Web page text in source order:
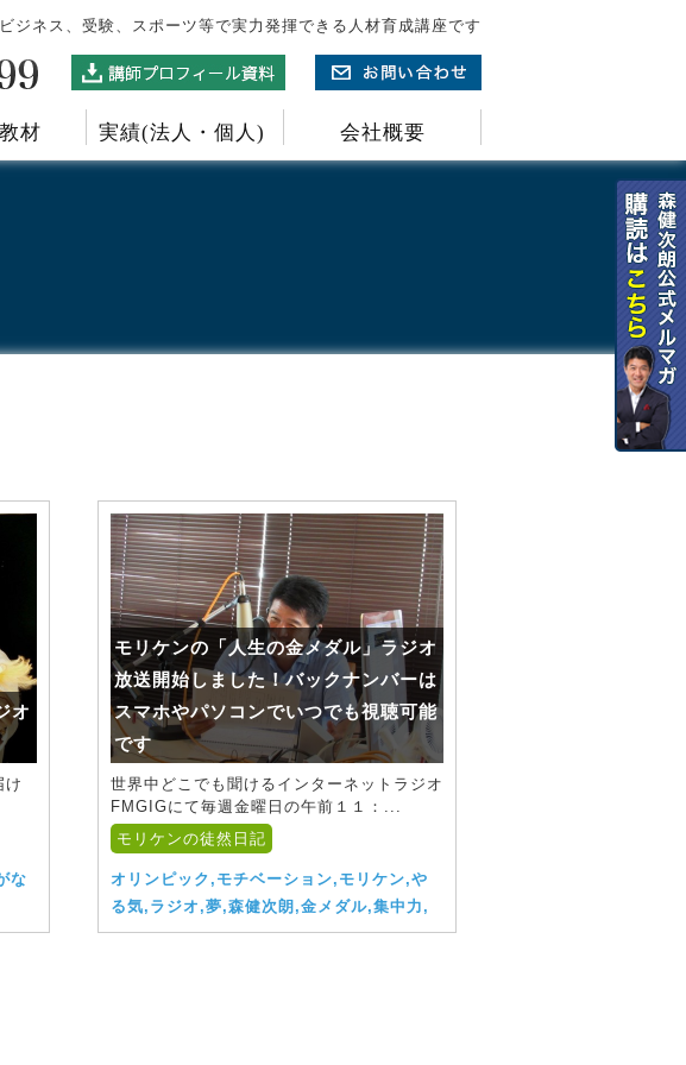
ジネス、受験、スポーツ等で実力発揮できる人材育成講座です
材 実績(法人・個人) 会社概要
オ
け
な
モリケンの「人生の金メダル」ラジオ
放送開始しました！バックナンバーは
スマホやパソコンでいつでも視聴可能
です
世界中どこでも聞けるインターネットラジオ
FMGIGにて毎週金曜日の午前１１：...
モリケンの徒然日記
オリンピック,モチベーション,モリケン,や
る気,ラジオ,夢,森健次朗,金メダル,集中力,